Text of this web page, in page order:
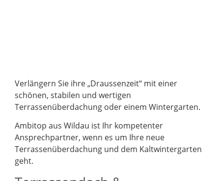
Verlängern Sie ihre „Draussenzeit“ mit einer
schönen, stabilen und wertigen
Terrassenüberdachung oder einem Wintergarten.
Ambitop aus Wildau ist Ihr kompetenter
Ansprechpartner, wenn es um Ihre neue
Terrassenüberdachung und dem Kaltwintergarten
geht.